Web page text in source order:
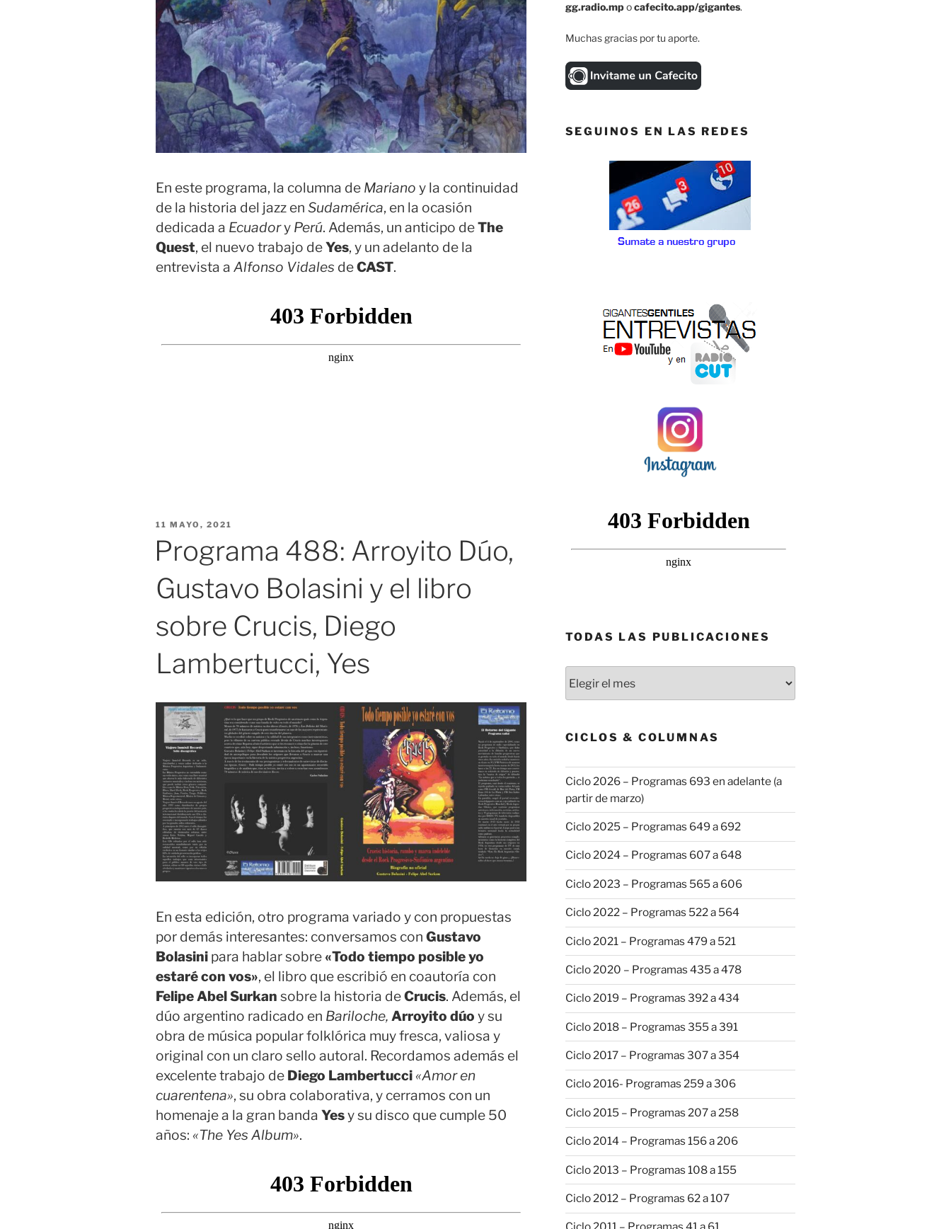
En este programa, la columna de Mariano y la continuidad
de la historia del jazz en Sudamérica, en la ocasión
dedicada a Ecuadory Perú. Además, un anticipo deThe
Quest, el nuevo trabajo deYes, y un adelanto de la
entrevista a Alfonso Vidales deCAST.
PUBLICADO
11 MAYO, 2021
Programa 488: Arroyito Dúo,
Gustavo Bolasini y el libro
sobre Crucis, Diego
Lambertucci, Yes
En esta edición, otro programa variado y con propuestas
por demás interesantes: conversamos con Gustavo
Bolasini para hablar sobre «Todo tiempo posible yo
estaré con vos», el libro que escribió en coautoría con
Felipe Abel Surkan sobre la historia deCrucis. Además, el
dúo argentino radicado en Bariloche, Arroyito dúo y su
obra de música popular folklórica muy fresca, valiosa y
original con un claro sello autoral. Recordamos además el
excelente trabajo de Diego Lambertucci «Amor en
cuarentena», su obra colaborativa, y cerramos con un
homenaje a la gran banda Yesy su disco que cumple 50
años: «The Yes Album».
gg.radio.mpocafecito.app/gigantes.
Muchas gracias por tu aporte.
SEGUINOS EN LAS REDES
TODAS LAS PUBLICACIONES
las
CICLOS & COLUMNAS
Ciclo 2026 – Programas 693 en adelante (a
partir de marzo)
Ciclo 2025 – Programas 649 a 692
Ciclo 2024 – Programas 607 a 648
Ciclo 2023 – Programas 565 a 606
Ciclo 2022 – Programas 522 a 564
Ciclo 2021 – Programas 479 a 521
Ciclo 2020 – Programas 435 a 478
Ciclo 2019 – Programas 392 a 434
Ciclo 2018 – Programas 355 a 391
Ciclo 2017 – Programas 307 a 354
Ciclo 2016- Programas 259 a 306
Ciclo 2015 – Programas 207 a 258
Ciclo 2014 – Programas 156 a 206
Ciclo 2013 – Programas 108 a 155
Ciclo 2012 – Programas 62 a 107